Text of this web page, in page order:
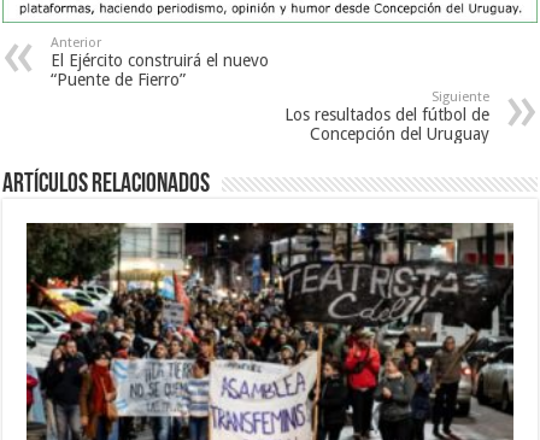
Anterior
El Ejército construirá el nuevo
“Puente de Fierro”
Siguiente
Los resultados del fútbol de
Concepción del Uruguay
Artículos Relacionados